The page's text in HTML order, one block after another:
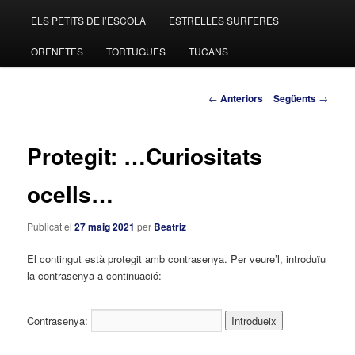
al
contingut
ELS PETITS DE l’ESCOLA ESTRELLES SURFERES
ORENETES TORTUGUES TUCANS
Navegació
← Anteriors Següents →
Protegit: …Curiositats
ocells…
Publicat el27 maig 2021 per Beatriz
El contingut està protegit amb contrasenya. Per veure’l, introduïu
la contrasenya a continuació:
Contrasenya: